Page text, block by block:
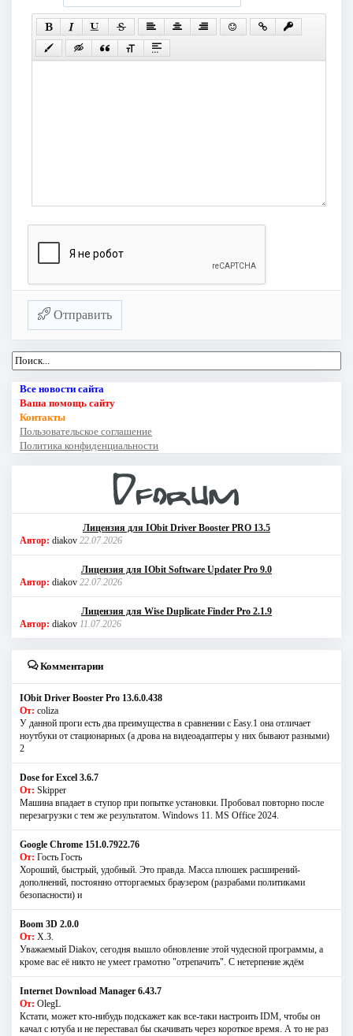
Отправить
Все новости сайта
Ваша помощь сайту
Контакты
Пользовательское соглашение
Политика конфиденциальности
Лицензия для IObit Driver Booster PRO 13.5
Автор: diakov 22.07.2026
Лицензия для IObit Software Updater Pro 9.0
Автор: diakov 22.07.2026
Лицензия для Wise Duplicate Finder Pro 2.1.9
Автор: diakov 11.07.2026
Комментарии
IObit Driver Booster Pro 13.6.0.438
От: coliza
У данной проги есть два преимущества в сравнении с Easy.1 она отличает
ноутбуки от стационарных (а дрова на видеоадаптеры у них бывают разными)
2
Dose for Excel 3.6.7
От: Skipper
Машина впадает в ступор при попытке установки. Пробовал повторно после
перезагрузки с тем же результатом. Windows 11. MS Offiсe 2024.
Google Chrome 151.0.7922.76
От: Гость Гость
Хороший, быстрый, удобный. Это правда. Масса плюшек расширений-
дополнений, постоянно отторгаемых браузером (разрабами политиками
безопасности) и
Boom 3D 2.0.0
От: Х.З.
Уважаемый Diakov, сегодня вышло обновление этой чудесной программы, а
кроме вас её никто не умеет грамотно "отрепачить". С нетерпение ждём
Internet Download Manager 6.43.7
От: OlegL
Кстати, может кто-нибудь подскажет как все-таки настроить IDM, чтобы он
качал с ютуба и не переставал бы скачивать через короткое время. А то не раз